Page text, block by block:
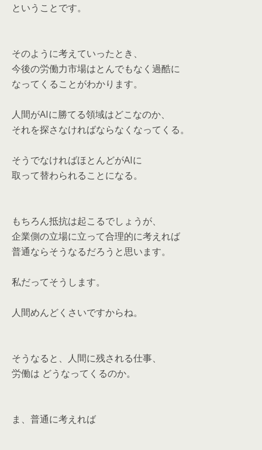
ということです。
そのように考えていったとき、
今後の労働力市場はとんでもなく過酷に
なってくることがわかります。
人間がAIに勝てる領域はどこなのか、
それを探さなければならなくなってくる。
そうでなければほとんどがAIに
取って替わられることになる。
もちろん抵抗は起こるでしょうが、
企業側の立場に立って合理的に考えれば
普通ならそうなるだろうと思います。
私だってそうします。
人間めんどくさいですからね。
そうなると、人間に残される仕事、
労働は どうなってくるのか。
ま、普通に考えれば